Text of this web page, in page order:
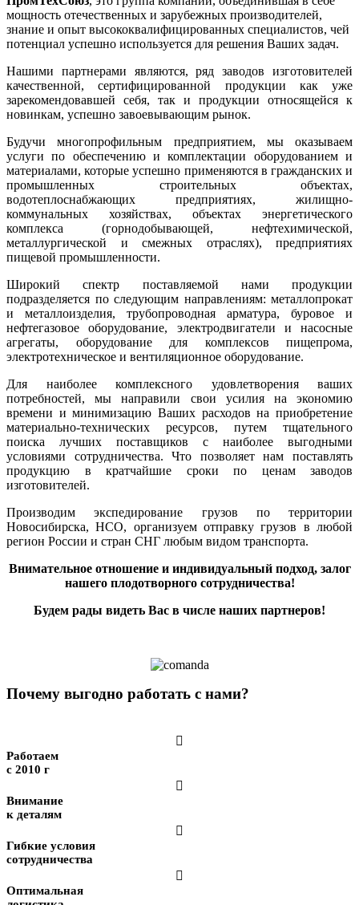
мощность отечественных и зарубежных производителей,
знание и опыт высококвалифицированных специалистов, чей
потенциал успешно используется для решения Ваших задач.
Нашими партнерами являются, ряд заводов изготовителей
качественной, сертифицированной продукции как уже
зарекомендовавшей себя, так и продукции относящейся к
новинкам, успешно завоевывающим рынок.
Будучи многопрофильным предприятием, мы оказываем
услуги по обеспечению и комплектации оборудованием и
материалами, которые успешно применяются в гражданских и
промышленных строительных объектах,
водотеплоснабжающих предприятиях, жилищно-
коммунальных хозяйствах, объектах энергетического
комплекса (горнодобывающей, нефтехимической,
металлургической и смежных отраслях), предприятиях
пищевой промышленности.
Широкий спектр поставляемой нами продукции
подразделяется по следующим направлениям: металлопрокат
и металлоизделия, трубопроводная арматура, буровое и
нефтегазовое оборудование, электродвигатели и насосные
агрегаты, оборудование для комплексов пищепрома,
электротехническое и вентиляционное оборудование.
Для наиболее комплексного удовлетворения ваших
потребностей, мы направили свои усилия на экономию
времени и минимизацию Ваших расходов на приобретение
материально-технических ресурсов, путем тщательного
поиска лучших поставщиков с наиболее выгодными
условиями сотрудничества. Что позволяет нам поставлять
продукцию в кратчайшие сроки по ценам заводов
изготовителей.
Производим экспедирование грузов по территории
Новосибирска, НСО, организуем отправку грузов в любой
регион России и стран СНГ любым видом транспорта.
Внимательное отношение и индивидуальный подход, залог
нашего плодотворного сотрудничества!
Будем рады видеть Вас в числе наших партнеров!
Почему выгодно работать с нами?

Работаем
с 2010 г

Внимание
к деталям

Гибкие условия
сотрудничества

Оптимальная